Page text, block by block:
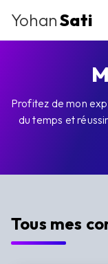
YohanSati
Profitez de mon
du temps et
Tous mes